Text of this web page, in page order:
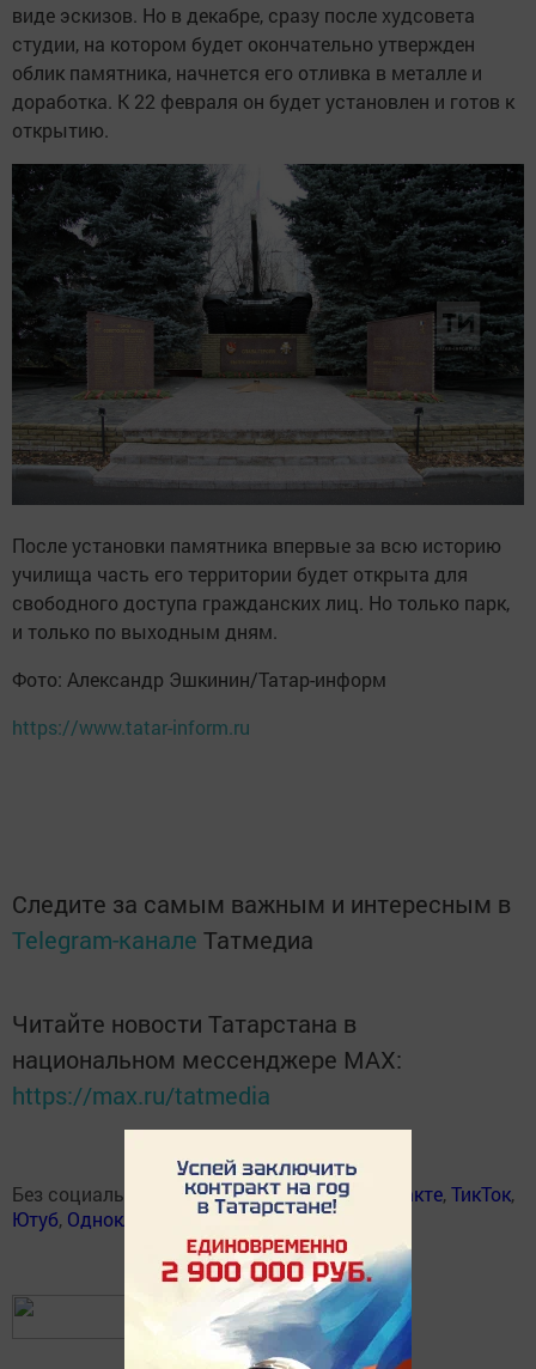
виде эскизов. Но в декабре, сразу после худсовета
студии, на котором будет окончательно утвержден
облик памятника, начнется его отливка в металле и
доработка. К 22 февраля он будет установлен и готов к
открытию.
После установки памятника впервые за всю историю
училища часть его территории будет открыта для
свободного доступа гражданских лиц. Но только парк,
и только по выходным дням.
Фото: Александр Эшкинин/Татар-информ
https://www.tatar-inform.ru
Следите за самым важным и интересным в
Telegram-канале Татмедиа
Читайте новости Татарстана в
национальном мессенджере MАХ:
https://max.ru/tatmedia
Без социаль челтәрләрдә:Телеграм,ВКонтакте,ТикТок,
Ютуб, Одноклассники, Твиттер,Яндекс.Дзен